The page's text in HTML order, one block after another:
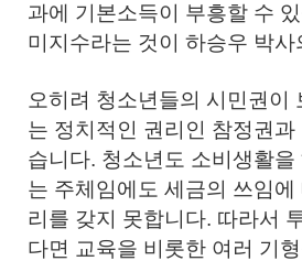
과에 기본소득이 부흥할 수
미지수라는 것이 하승우 박사
오히려 청소년들의 시민권이
는 정치적인 권리인 참정권과
습니다. 청소년도 소비생활을
는 주체임에도 세금의 쓰임에
리를 갖지 못합니다. 따라서
다면 교육을 비롯한 여러 기